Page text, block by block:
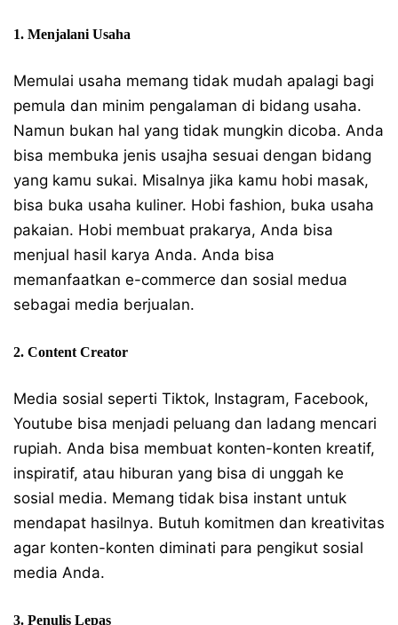
1. Menjalani Usaha
Memulai usaha memang tidak mudah apalagi bagi
pemula dan minim pengalaman di bidang usaha.
Namun bukan hal yang tidak mungkin dicoba. Anda
bisa membuka jenis usajha sesuai dengan bidang
yang kamu sukai. Misalnya jika kamu hobi masak,
bisa buka usaha kuliner. Hobi fashion, buka usaha
pakaian. Hobi membuat prakarya, Anda bisa
menjual hasil karya Anda. Anda bisa
memanfaatkan e-commerce dan sosial medua
sebagai media berjualan.
2. Content Creator
Media sosial seperti Tiktok, Instagram, Facebook,
Youtube bisa menjadi peluang dan ladang mencari
rupiah. Anda bisa membuat konten-konten kreatif,
inspiratif, atau hiburan yang bisa di unggah ke
sosial media. Memang tidak bisa instant untuk
mendapat hasilnya. Butuh komitmen dan kreativitas
agar konten-konten diminati para pengikut sosial
media Anda.
3. Penulis Lepas